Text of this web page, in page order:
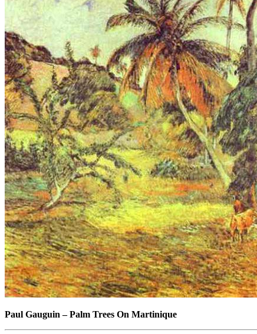
Paul Gauguin –Palm Trees On Martinique